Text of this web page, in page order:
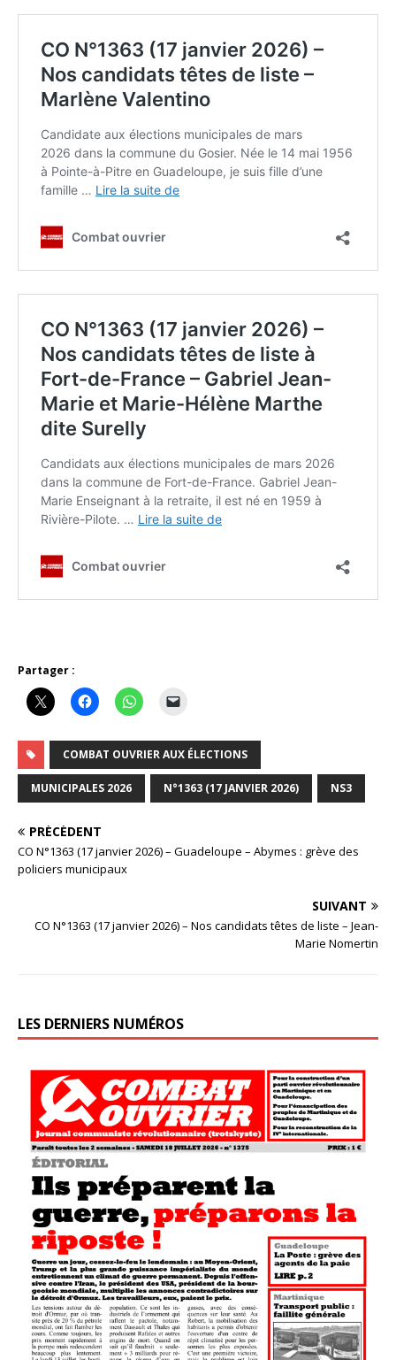
Partager :
COMBAT OUVRIER AUX ÉLECTIONS
MUNICIPALES 2026 N°1363 (17 JANVIER 2026) NS3
PRÉCÉDENT
CO N°1363 (17 janvier 2026) – Guadeloupe – Abymes : grève des
policiers municipaux
SUIVANT
CO N°1363 (17 janvier 2026) – Nos candidats têtes de liste – Jean-
Marie Nomertin
LES DERNIERS NUMÉROS